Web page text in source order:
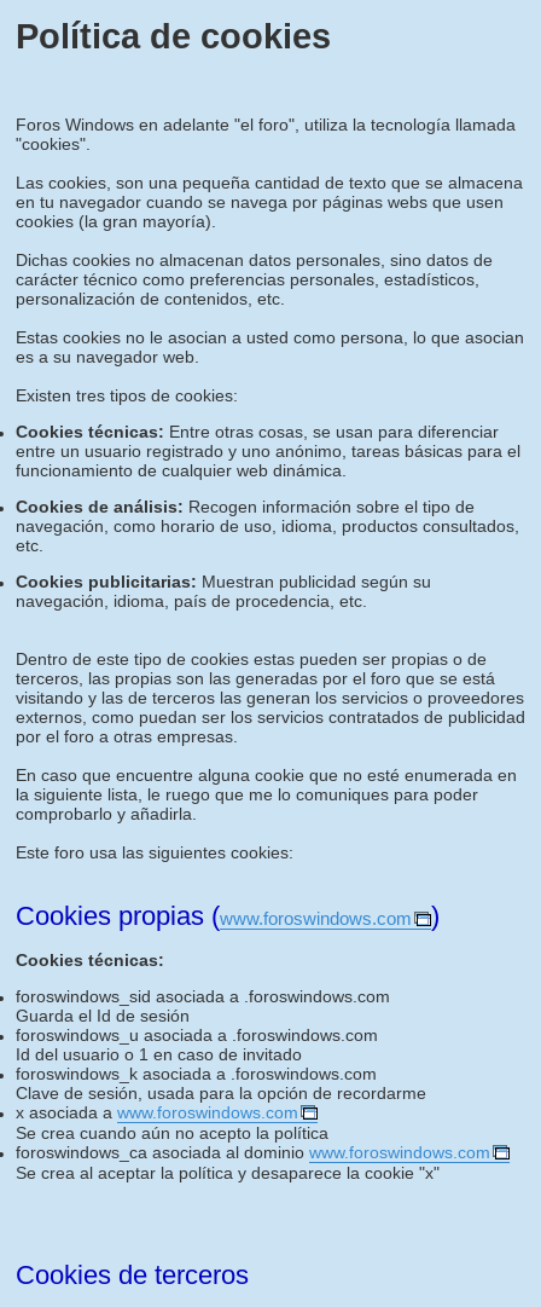
Política de cookies
Foros Windows en adelante "el foro", utiliza la tecnología llamada
"cookies".
Las cookies, son una pequeña cantidad de texto que se almacena
en tu navegador cuando se navega por páginas webs que usen
cookies (la gran mayoría).
Dichas cookies no almacenan datos personales, sino datos de
carácter técnico como preferencias personales, estadísticos,
personalización de contenidos, etc.
Estas cookies no le asocian a usted como persona, lo que asocian
es a su navegador web.
Existen tres tipos de cookies:
Cookies técnicas: Entre otras cosas, se usan para diferenciar
entre un usuario registrado y uno anónimo, tareas básicas para el
funcionamiento de cualquier web dinámica.
Cookies de análisis: Recogen información sobre el tipo de
navegación, como horario de uso, idioma, productos consultados,
etc.
Cookies publicitarias: Muestran publicidad según su
navegación, idioma, país de procedencia, etc.
Dentro de este tipo de cookies estas pueden ser propias o de
terceros, las propias son las generadas por el foro que se está
visitando y las de terceros las generan los servicios o proveedores
externos, como puedan ser los servicios contratados de publicidad
por el foro a otras empresas.
En caso que encuentre alguna cookie que no esté enumerada en
la siguiente lista, le ruego que me lo comuniques para poder
comprobarlo y añadirla.
Este foro usa las siguientes cookies:
Cookies propias (www.foroswindows.com )
Cookies técnicas:
foroswindows_sid asociada a .foroswindows.com
Guarda el Id de sesión
foroswindows_u asociada a .foroswindows.com
Id del usuario o 1 en caso de invitado
foroswindows_k asociada a .foroswindows.com
Clave de sesión, usada para la opción de recordarme
x asociada a www.foroswindows.com
Se crea cuando aún no acepto la política
foroswindows_ca asociada al dominio www.foroswindows.com
Se crea al aceptar la política y desaparece la cookie "x"
Cookies de terceros